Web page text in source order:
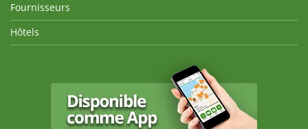
Fournisseurs
Hôtels